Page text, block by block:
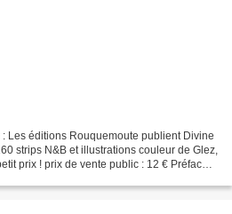
Les éditions Rouquemoute publient Divine
strips N&B et illustrations couleur de Glez,
prix ! prix de vente public : 12 € Préface